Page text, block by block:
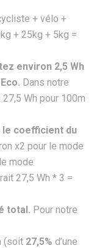
+ vélo +
+ 25kg + 5kg =
environ 2,5 Wh
Dans notre
Wh pour 100m
le coefficient du
x2 pour le mode
mode
27,5 Wh * 3 =
total. Pour notre
(soit 27,5% d’une